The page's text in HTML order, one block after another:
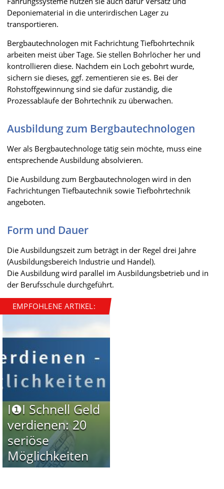
Deponiematerial in die unterirdischen Lager zu
transportieren.
Bergbautechnologen mit Fachrichtung Tiefbohrtechnik
arbeiten meist über Tage. Sie stellen Bohrlöcher her und
kontrollieren diese. Nachdem ein Loch gebohrt wurde,
sichern sie dieses, ggf. zementieren sie es. Bei der
Rohstoffgewinnung sind sie dafür zuständig, die
Prozessabläufe der Bohrtechnik zu überwachen.
Ausbildung zum Bergbautechnologen
Wer als Bergbautechnologe tätig sein möchte, muss eine
entsprechende Ausbildung absolvieren.
Die Ausbildung zum Bergbautechnologen wird in den
Fachrichtungen Tiefbautechnik sowie Tiefbohrtechnik
angeboten.
Form und Dauer
Die Ausbildungszeit zum beträgt in der Regel drei Jahre
(Ausbildungsbereich Industrie und Handel).
Die Ausbildung wird parallel im Ausbildungsbetrieb und in
der Berufsschule durchgeführt.
EMPFOHLENE ARTIKEL:
I❶I Schnell Geld
verdienen: 20
seriöse
Möglichkeiten